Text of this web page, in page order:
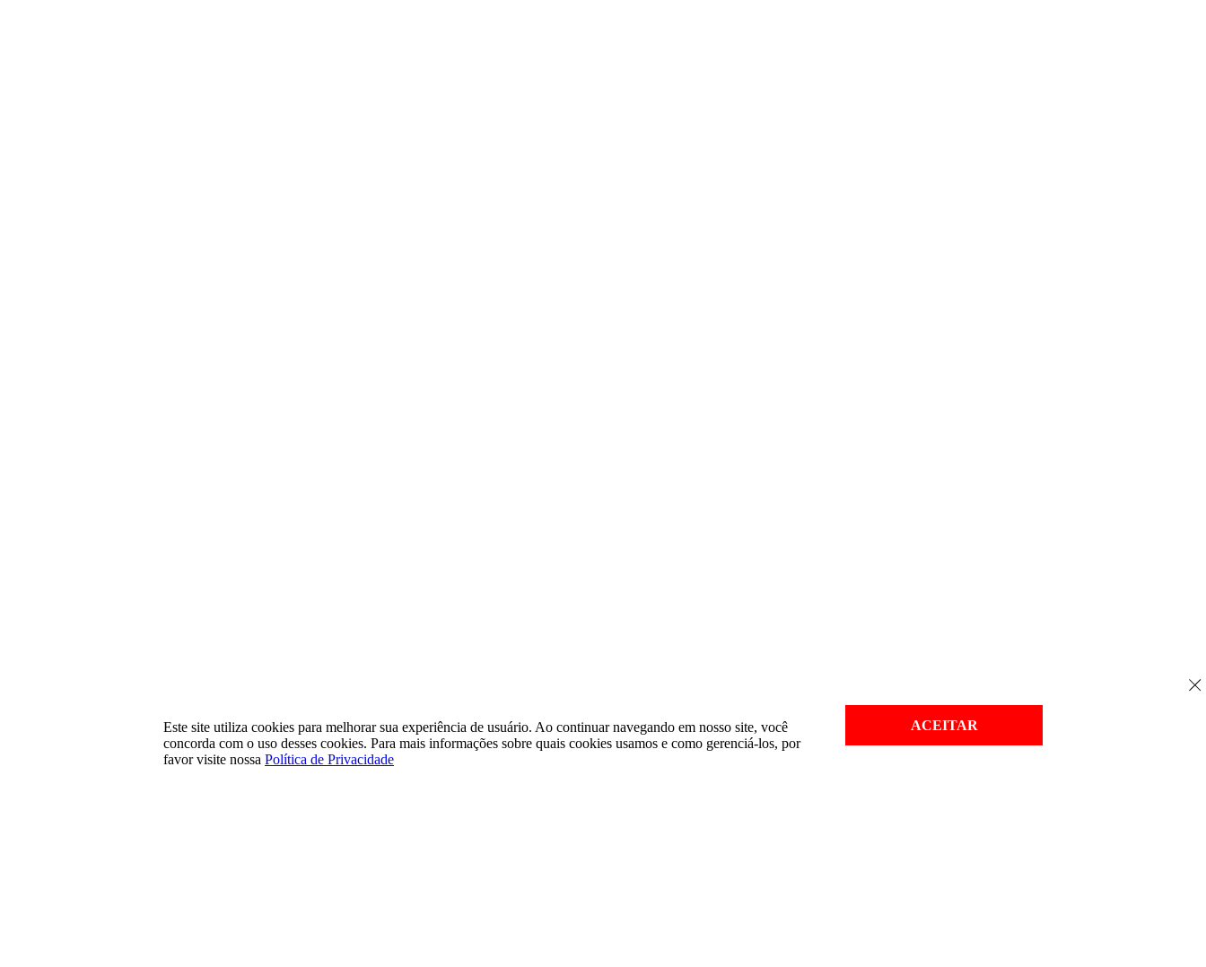
Este site utiliza cookies para melhorar sua experiência de usuário. Ao continuar navegando em nosso site, você
concorda com o uso desses cookies. Para mais informações sobre quais cookies usamos e como gerenciá-los, por
favor visite nossa Política de Privacidade
ACEITAR